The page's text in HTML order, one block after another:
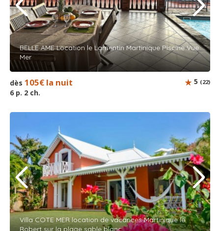
BELLE AME Location le Lamentin Martinique Piscine Vue
Mer
dès 105€ la nuit
6 p. 2 ch.
5 (22)
Villa COTE MER location de vacances Martinique le
Robert sur la plage sable blanc